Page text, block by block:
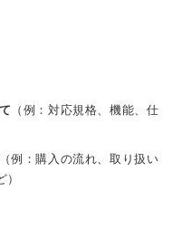
（例：対応規格、機能、仕
（例：購入の流れ、取り扱い